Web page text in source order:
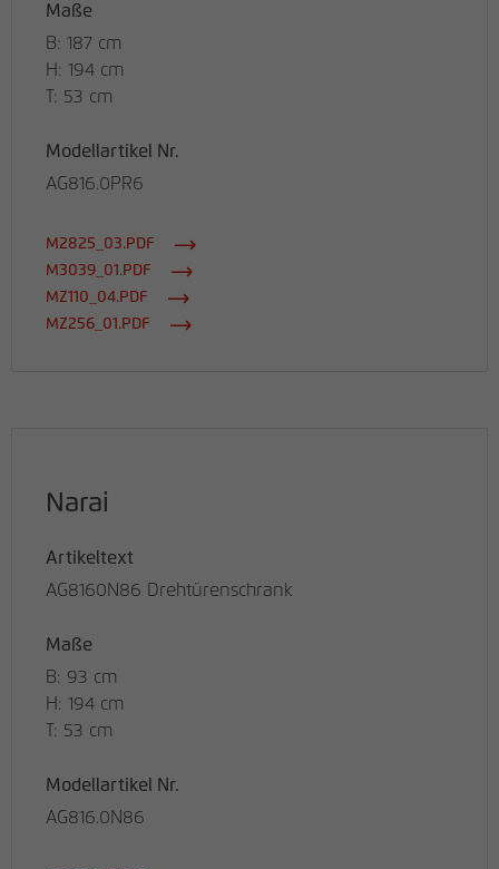
Maße
B: 187 cm
H: 194 cm
T: 53 cm
Modellartikel Nr.
AG816.0PR6
M2825_03.PDF
M3039_01.PDF
MZ110_04.PDF
MZ256_01.PDF
Narai
Artikeltext
AG8160N86 Drehtürenschrank
Maße
B: 93 cm
H: 194 cm
T: 53 cm
Modellartikel Nr.
AG816.0N86